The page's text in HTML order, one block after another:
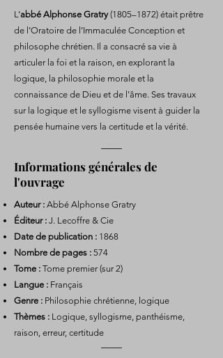
L’abbé Alphonse Gratry(1805–1872) était prêtre
de l’Oratoire de l’Immaculée Conception et
philosophe chrétien. Il a consacré sa vie à
articuler la foi et la raison, en explorant la
logique, la philosophie morale et la
connaissance de Dieu et de l’âme. Ses travaux
sur la logique et le syllogisme visent à guider la
pensée humaine vers la certitude et la vérité.
Informations générales de
l'ouvrage
Auteur : Abbé Alphonse Gratry
Éditeur : J. Lecoffre & Cie
Date de publication : 1868
Nombre de pages : 574
Tome : Tome premier (sur 2)
Langue : Français
Genre : Philosophie chrétienne, logique
Thèmes : Logique, syllogisme, panthéisme,
raison, erreur, certitude